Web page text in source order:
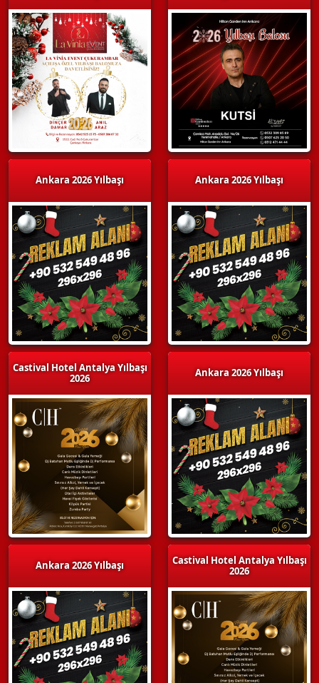
Ankara 2026 Yılbaşı
Castival Hotel Antalya Yılbaşı
2026
Ankara 2026 Yılbaşı
Ankara 2026 Yılbaşı
Ankara 2026 Yılbaşı
Castival Hotel Antalya Yılbaşı
2026